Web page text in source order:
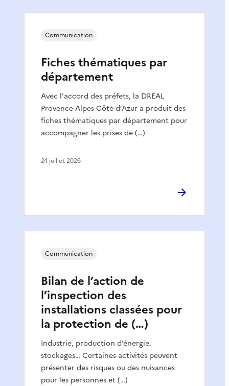
Fiches thématiques par
département
Avec l'accord des préfets, la DREAL
Provence-Alpes-Côte d’Azur a produit des
fiches thématiques par département pour
accompagner les prises de (…)
Communication
24 juillet 2026
Bilan de l’action de
l’inspection des
installations classées pour
la protection de (…)
Industrie, production d’énergie,
stockages… Certaines activités peuvent
présenter des risques ou des nuisances
pour les personnes et (…)
Communication